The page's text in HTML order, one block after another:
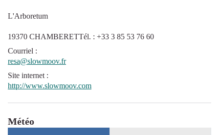
L'Arboretum
19370 CHAMBERETTél. : +33 3 85 53 76 60
Courriel :
resa@slowmoov.fr
Site internet :
http://www.slowmoov.com
Météo